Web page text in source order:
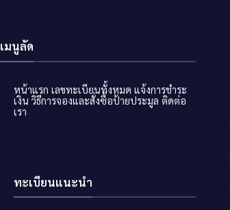
เมนูลัด
หน้าแรก เลขทะเบียนทั้งหมด แจ้งการชำระ
เงิน วิธีการจองและสั่งซื้อป้ายประมูล ติดต่อ
เรา
ทะเบียนแนะนำ